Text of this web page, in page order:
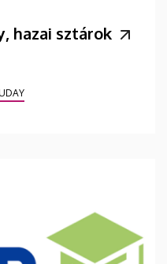
hazai sztárok